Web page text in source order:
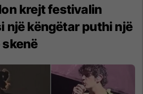
krejt festivalin
një këngëtar puthi një